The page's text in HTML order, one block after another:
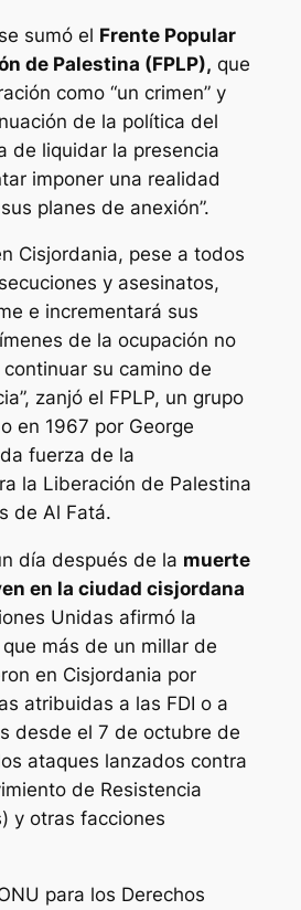
sumó el Frente Popular
de Palestina (FPLP), que
como “un crimen” y
de la política del
de liquidar la presencia
imponer una realidad
planes de anexión”.
Cisjordania, pese a todos
y asesinatos,
e incrementará sus
de la ocupación no
su camino de
zanjó el FPLP, un grupo
en 1967 por George
fuerza de la
la Liberación de Palestina
de Al Fatá.
día después de la muerte
en la ciudad cisjordana
Unidas afirmó la
más de un millar de
en Cisjordania por
atribuidas a las FDI o a
desde el 7 de octubre de
ataques lanzados contra
de Resistencia
y otras facciones
para los Derechos